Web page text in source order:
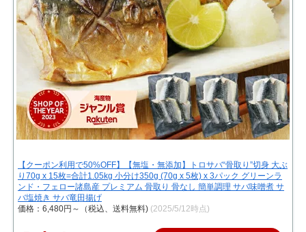
【クーポン利用で50%OFF】【無塩・無添加】トロサバ“骨取り”切身 大ぶ
り70g x 15枚=合計1.05kg 小分け350g (70g x 5枚) x 3パック グリーンラ
ンド・フェロー諸島産 プレミアム 骨取り 骨なし 簡単調理 サバ味噌煮 サ
バ塩焼き サバ竜田揚げ
価格：6,480円～（税込、送料無料) (2025/5/12時点)